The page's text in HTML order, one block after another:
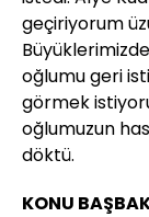
geçiriyorum
oğlumu geri
görmek
oğlumuzun
döktü.
KONU